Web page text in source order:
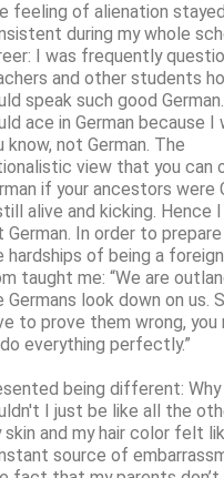
feeling of alienation stayed
during my whole
I was frequently
and other students
speak such good German.
ace in German because I
know, not German. The
view that you can
if your ancestors were
alive and kicking. Hence
German. In order to
hardships of being a
taught me: “We are
Germans look down on us.
to prove them wrong, you
everything perfectly.”
being different: Why
I just be like all the
skin and my hair color felt
source of